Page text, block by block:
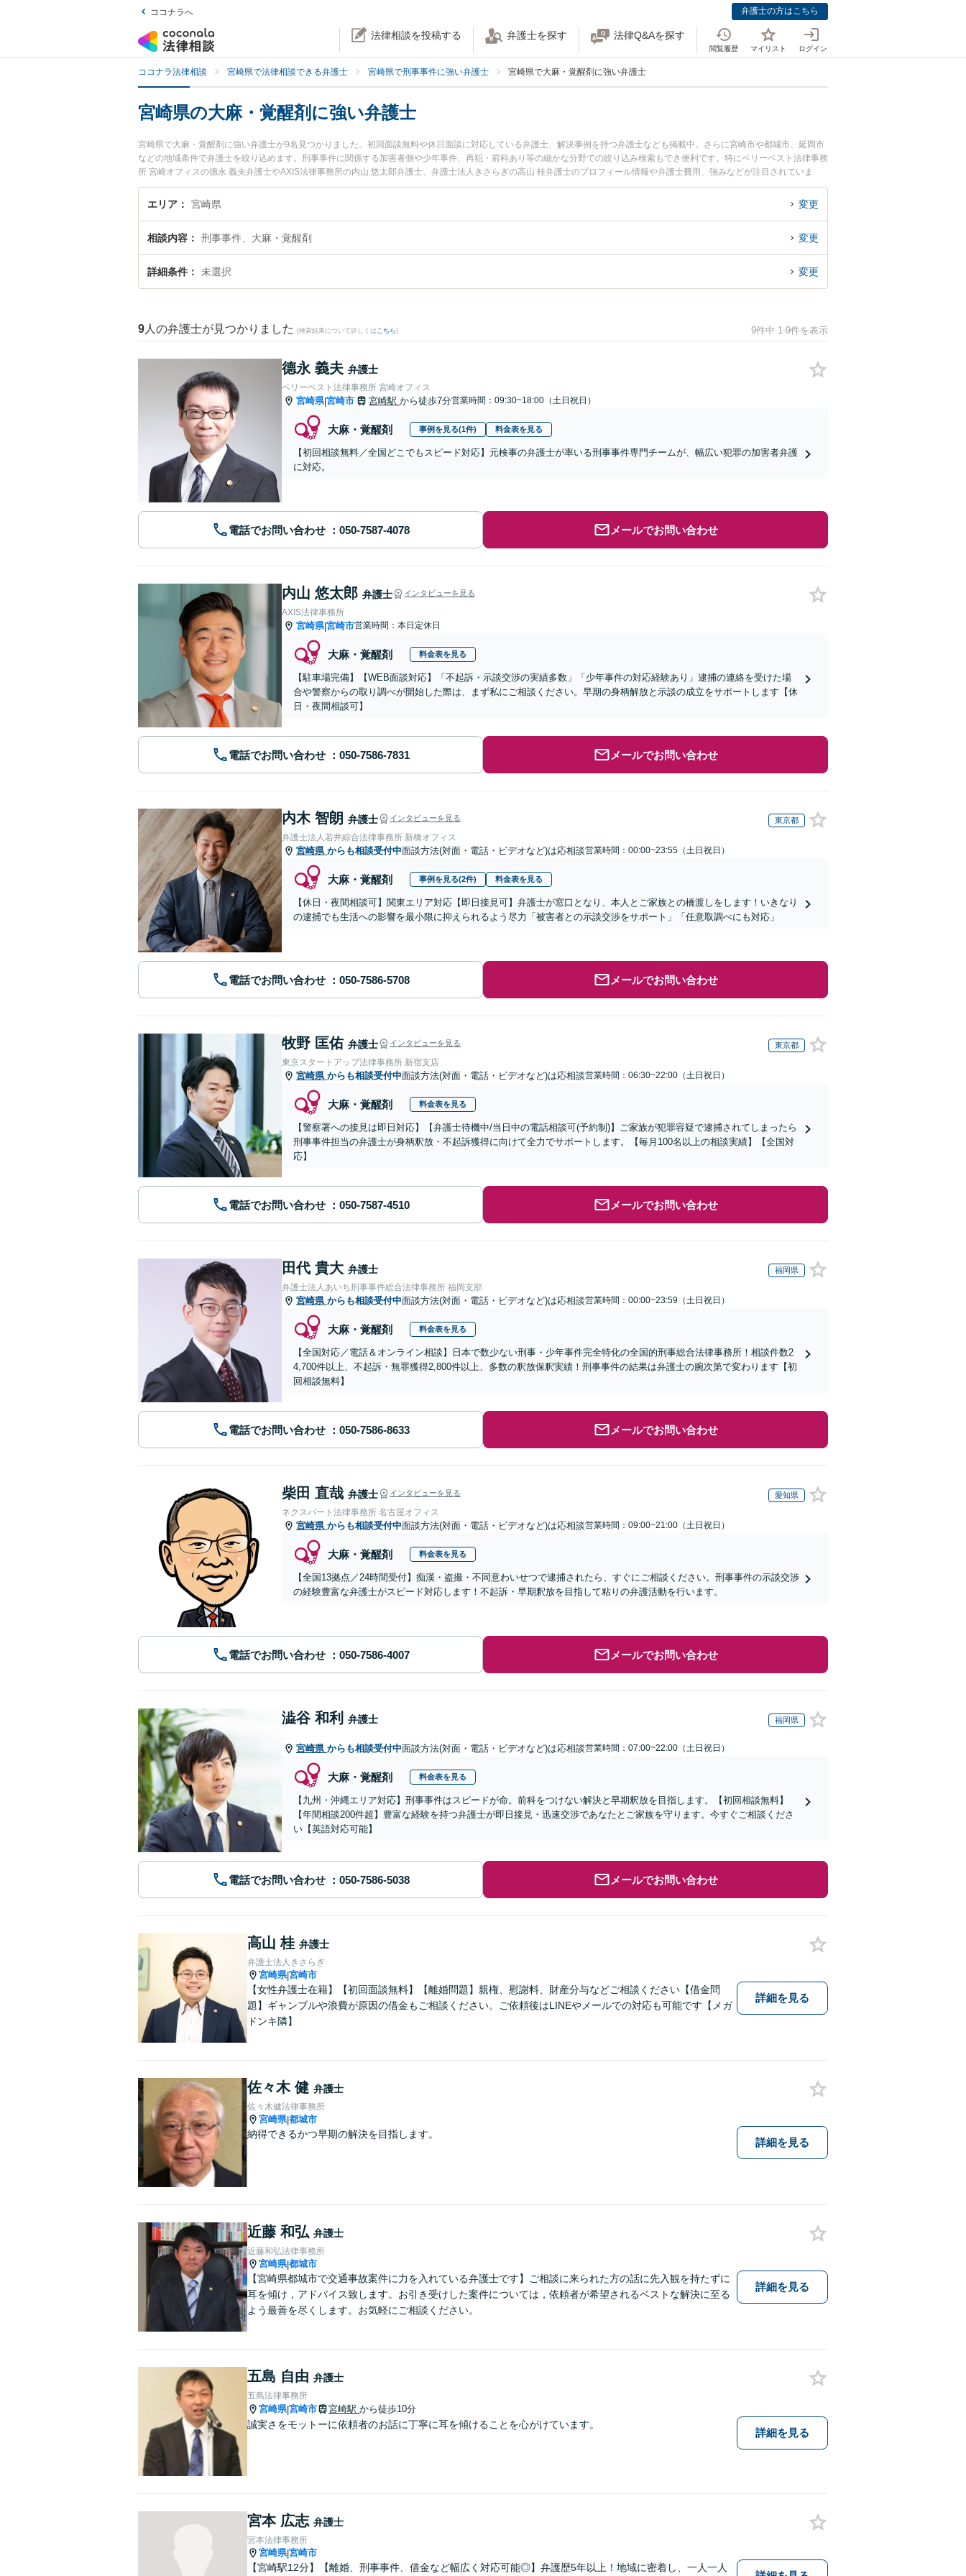
ココナラへ 弁護士の方はこちら
法律相談を投稿する 弁護士を探す 法律Q&Aを探す
閲覧履歴 マイリスト ログイン
ココナラ法律相談 宮崎県で法律相談できる弁護士 宮崎県で刑事事件に強い弁護士 宮崎県で大麻・覚醒剤に強い弁護士
宮崎県の大麻・覚醒剤に強い弁護士
宮崎県で大麻・覚醒剤に強い弁護士が9名見つかりました。初回面談無料や休日面談に対応している弁護士、解決事例を持つ弁護士なども掲載中。さらに宮崎市や都城市、延岡市
などの地域条件で弁護士を絞り込めます。刑事事件に関係する加害者側や少年事件、再犯・前科あり等の細かな分野での絞り込み検索もでき便利です。特にベリーベスト法律事務
所 宮崎オフィスの德永 義夫弁護士やAXIS法律事務所の内山 悠太郎弁護士、弁護士法人きさらぎの高山 桂弁護士のプロフィール情報や弁護士費用、強みなどが注目されていま
す。『宮崎県で土日や夜間に発生した大麻・覚醒剤のトラブルを今すぐに弁護士に相談したい』『大麻・覚醒剤のトラブル解決の実績豊富な近くの弁護士を検索したい』『初回相
談無料で大麻・覚醒剤を法律相談できる宮崎県内の弁護士に相談予約したい』などでお困りの相談者さんにおすすめです。
エリア 宮崎県 変更
相談内容 刑事事件、大麻・覚醒剤 変更
詳細条件 未選択 変更
9 人の弁護士が見つかりました (検索結果について詳しくは こちら) 9件中 1-9件を表示
德永 義夫 弁護士
ベリーベスト法律事務所 宮崎オフィス
宮崎県|宮崎市 宮崎駅 から徒歩7分営業時間：09:30~18:00（土日祝日）
大麻・覚醒剤 事例を見る(1件) 料金表を見る
【初回相談無料／全国どこでもスピード対応】元検事の弁護士が率いる刑事事件専門チームが、幅広い犯罪の加害者弁護
に対応。
電話でお問い合わせ メールでお問い合わせ
内山 悠太郎 弁護士 インタビューを見る
AXIS法律事務所
宮崎県|宮崎市営業時間：本日定休日
大麻・覚醒剤 料金表を見る
【駐車場完備】【WEB面談対応】「不起訴・示談交渉の実績多数」「少年事件の対応経験あり」逮捕の連絡を受けた場
合や警察からの取り調べが開始した際は、まず私にご相談ください。早期の身柄解放と示談の成立をサポートします【休
日・夜間相談可】
電話でお問い合わせ メールでお問い合わせ
内木 智朗 弁護士 インタビューを見る 東京都
弁護士法人若井綜合法律事務所 新橋オフィス
宮崎県 からも相談受付中面談方法(対面・電話・ビデオなど)は応相談営業時間：00:00~23:55（土日祝日）
大麻・覚醒剤 事例を見る(2件) 料金表を見る
【休日・夜間相談可】関東エリア対応【即日接見可】弁護士が窓口となり、本人とご家族との橋渡しをします！いきなり
の逮捕でも生活への影響を最小限に抑えられるよう尽力「被害者との示談交渉をサポート」「任意取調べにも対応」
電話でお問い合わせ メールでお問い合わせ
牧野 匡佑 弁護士 インタビューを見る 東京都
東京スタートアップ法律事務所 新宿支店
宮崎県 からも相談受付中面談方法(対面・電話・ビデオなど)は応相談営業時間：06:30~22:00（土日祝日）
大麻・覚醒剤 料金表を見る
【警察署への接見は即日対応】【弁護士待機中/当日中の電話相談可(予約制)】ご家族が犯罪容疑で逮捕されてしまったら
刑事事件担当の弁護士が身柄釈放・不起訴獲得に向けて全力でサポートします。【毎月100名以上の相談実績】【全国対
応】
電話でお問い合わせ メールでお問い合わせ
田代 貴大 弁護士 福岡県
弁護士法人あいち刑事事件総合法律事務所 福岡支部
宮崎県 からも相談受付中面談方法(対面・電話・ビデオなど)は応相談営業時間：00:00~23:59（土日祝日）
大麻・覚醒剤 料金表を見る
【全国対応／電話＆オンライン相談】日本で数少ない刑事・少年事件完全特化の全国的刑事総合法律事務所！相談件数2
4,700件以上、不起訴・無罪獲得2,800件以上、多数の釈放保釈実績！刑事事件の結果は弁護士の腕次第で変わります【初
回相談無料】
電話でお問い合わせ メールでお問い合わせ
柴田 直哉 弁護士 インタビューを見る 愛知県
ネクスパート法律事務所 名古屋オフィス
宮崎県 からも相談受付中面談方法(対面・電話・ビデオなど)は応相談営業時間：09:00~21:00（土日祝日）
大麻・覚醒剤 料金表を見る
【全国13拠点／24時間受付】痴漢・盗撮・不同意わいせつで逮捕されたら、すぐにご相談ください。刑事事件の示談交渉
の経験豊富な弁護士がスピード対応します！不起訴・早期釈放を目指して粘りの弁護活動を行います。
電話でお問い合わせ メールでお問い合わせ
澁谷 和利 弁護士 福岡県
.
宮崎県 からも相談受付中面談方法(対面・電話・ビデオなど)は応相談営業時間：07:00~22:00（土日祝日）
大麻・覚醒剤 料金表を見る
【九州・沖縄エリア対応】刑事事件はスピードが命。前科をつけない解決と早期釈放を目指します。【初回相談無料】
【年間相談200件超】豊富な経験を持つ弁護士が即日接見・迅速交渉であなたとご家族を守ります。今すぐご相談くださ
い【英語対応可能】
電話でお問い合わせ メールでお問い合わせ
高山 桂 弁護士
弁護士法人きさらぎ
宮崎県|宮崎市
【女性弁護士在籍】【初回面談無料】【離婚問題】親権、慰謝料、財産分与などご相談ください【借金問
題】ギャンブルや浪費が原因の借金もご相談ください。ご依頼後はLINEやメールでの対応も可能です【メガ
ドンキ隣】
詳細を見る
佐々木 健 弁護士
佐々木健法律事務所
宮崎県|都城市
納得できるかつ早期の解決を目指します。
詳細を見る
近藤 和弘 弁護士
近藤和弘法律事務所
宮崎県|都城市
【宮崎県都城市で交通事故案件に力を入れている弁護士です】ご相談に来られた方の話に先入観を持たずに
耳を傾け，アドバイス致します。お引き受けした案件については，依頼者が希望されるベストな解決に至る
よう最善を尽くします。お気軽にご相談ください。
詳細を見る
五島 自由 弁護士
五島法律事務所
宮崎県|宮崎市 宮崎駅 から徒歩10分
誠実さをモットーに依頼者のお話に丁寧に耳を傾けることを心がけています。
詳細を見る
宮本 広志 弁護士
宮本法律事務所
宮崎県|宮崎市
【宮崎駅12分】【離婚、刑事事件、借金など幅広く対応可能◎】弁護歴5年以上！地域に密着し、一人一人